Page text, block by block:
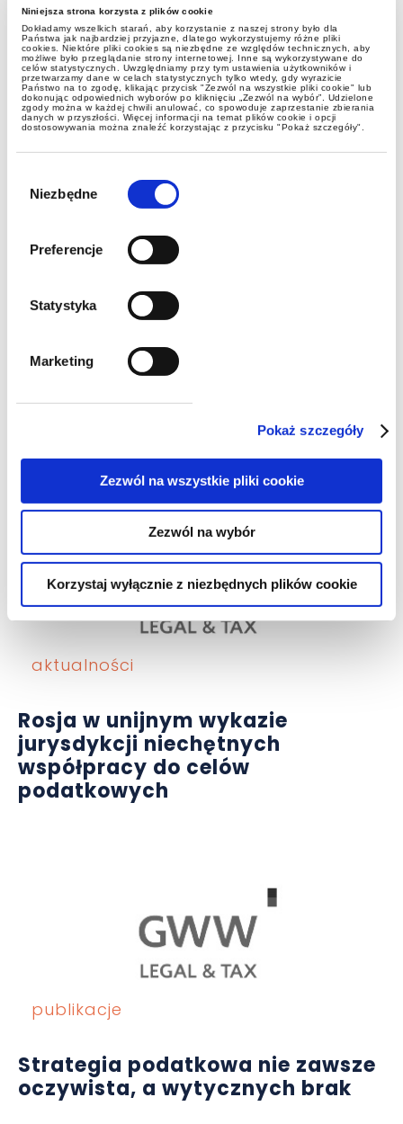
Niniejsza strona korzysta z plików cookie
Dokładamy wszelkich starań, aby korzystanie z naszej strony było dla
Państwa jak najbardziej przyjazne, dlatego wykorzystujemy różne pliki
cookies. Niektóre pliki cookies są niezbędne ze względów technicznych, aby
możliwe było przeglądanie strony internetowej. Inne są wykorzystywane do
celów statystycznych. Uwzględniamy przy tym ustawienia użytkowników i
przetwarzamy dane w celach statystycznych tylko wtedy, gdy wyrazicie
Państwo na to zgodę, klikając przycisk "Zezwól na wszystkie pliki cookie" lub
dokonując odpowiednich wyborów po kliknięciu „Zezwól na wybór”. Udzielone
zgody można w każdej chwili anulować, co spowoduje zaprzestanie zbierania
danych w przyszłości. Więcej informacji na temat plików cookie i opcji
dostosowywania można znaleźć korzystając z przycisku "Pokaż szczegóły".
zgody
Niezbędne
Preferencje
Statystyka
Marketing
Pokaż szczegóły
Zezwól na wszystkie pliki cookie
Zezwól na wybór
Korzystaj wyłącznie z niezbędnych plików cookie
aktualności
Oferta praktyk w zespole cen
transferowych
aktualności
Termin raportowania spółek
nieruchomościowych mija wraz z
aktualności
Rosja w unijnym wykazie
jurysdykcji niechętnych
współpracy do celów
podatkowych
publikacje
Strategia podatkowa nie zawsze
oczywista, a wytycznych brak